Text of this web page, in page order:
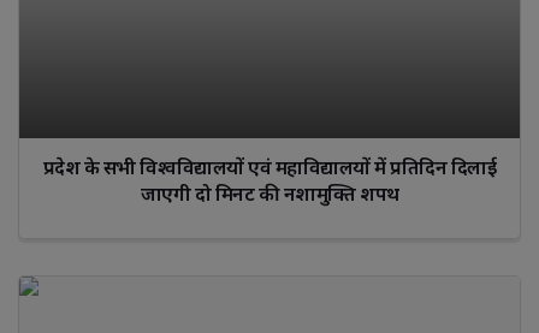
प्रदेश के सभी विश्वविद्यालयों एवं महाविद्यालयों में प्रतिदिन दिलाई
जाएगी दो मिनट की नशामुक्ति शपथ